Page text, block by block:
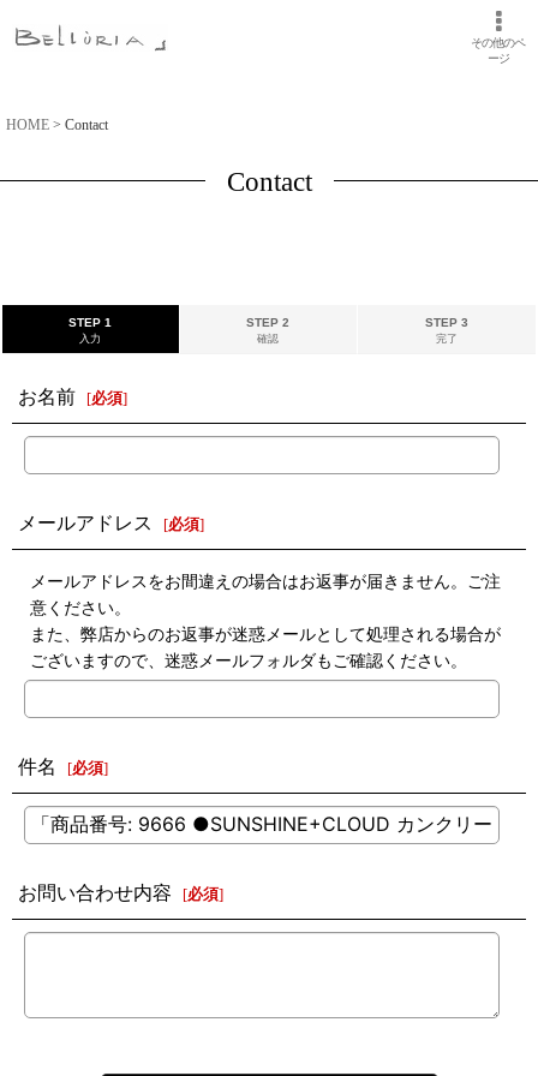
その他のペ
ージ
HOME > Contact
Contact
STEP 1
入力
STEP 2
確認
STEP 3
完了
お名前 [必須]
メールアドレス [必須]
メールアドレスをお間違えの場合はお返事が届きません。ご注
意ください。
また、弊店からのお返事が迷惑メールとして処理される場合が
ございますので、迷惑メールフォルダもご確認ください。
件名 [必須]
お問い合わせ内容 [必須]